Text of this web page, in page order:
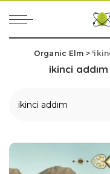
Organic Elm >
ikinci addım